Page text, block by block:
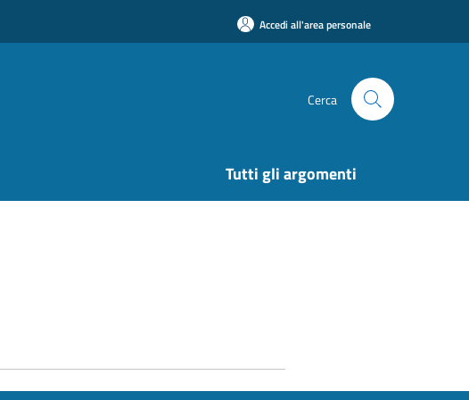
Accedi all'area personale
Cerca
Tutti gli argomenti